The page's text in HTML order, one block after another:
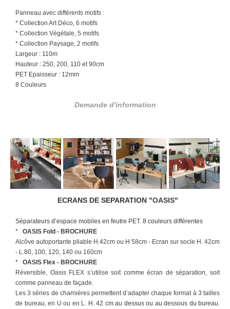
Panneau avec différents motifs :
* Collection Art Déco, 6 motifs
* Collection Végétale, 5 motifs
* Collection Paysage, 2 motifs
Largeur : 110m
Hauteur : 250, 200, 110 et 90cm
PET Epaisseur : 12mm
8 Couleurs
Demande d'information
ECRANS DE SEPARATION "OASIS"
Séparateurs d’espace mobiles en feutre PET. 8 couleurs différentes
* OASIS Fold - BROCHURE
Alcôve autoportante pliable H.42cm ou H 58cm - Ecran sur socle H. 42cm
- L.80, 100, 120, 140 ou 160cm
* OASIS Flex - BROCHURE
Réversible, Oasis FLEX s’utilise soit comme écran de séparation, soit
comme panneau de façade.
Les 3 séries de charnières permettent d’adapter chaque format à 3 tailles
de bureau, en U ou en L.
H. 42 cm au dessus ou au dessous du bureau.